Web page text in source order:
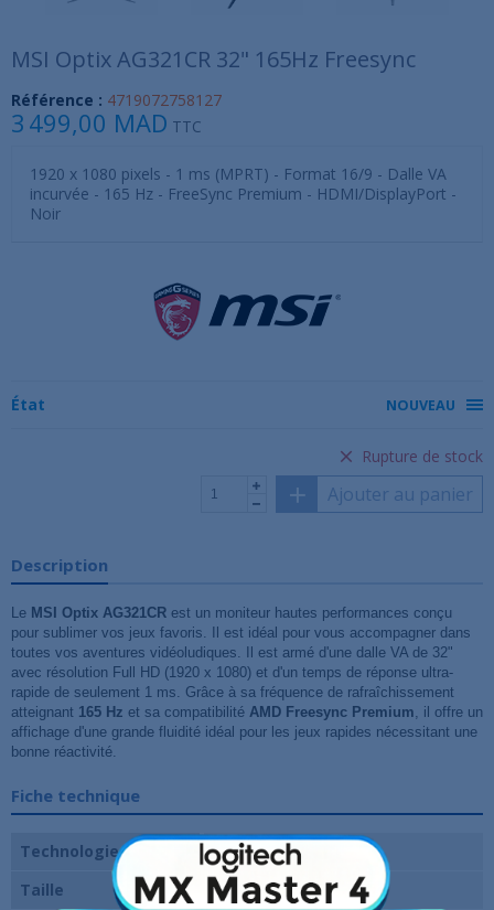
MSI Optix AG321CR 32" 165Hz Freesync
Référence : 4719072758127
3 499,00 MAD TTC
1920 x 1080 pixels - 1 ms (MPRT) - Format 16/9 - Dalle VA
incurvée - 165 Hz - FreeSync Premium - HDMI/DisplayPort -
Noir
État NOUVEAU
Rupture de stock
Ajouter au panier
Description
Le MSI Optix AG321CR est un moniteur hautes performances conçu
pour sublimer vos jeux favoris. Il est idéal pour vous accompagner dans
toutes vos aventures vidéoludiques. Il est armé d'une dalle VA de 32"
avec résolution Full HD (1920 x 1080) et d'un temps de réponse ultra-
rapide de seulement 1 ms. Grâce à sa fréquence de rafraîchissement
atteignant 165 Hz et sa compatibilité AMD Freesync Premium, il offre un
affichage d'une grande fluidité idéal pour les jeux rapides nécessitant une
bonne réactivité.
Fiche technique
Technologie de dalle
VA
Taille
32 pouces